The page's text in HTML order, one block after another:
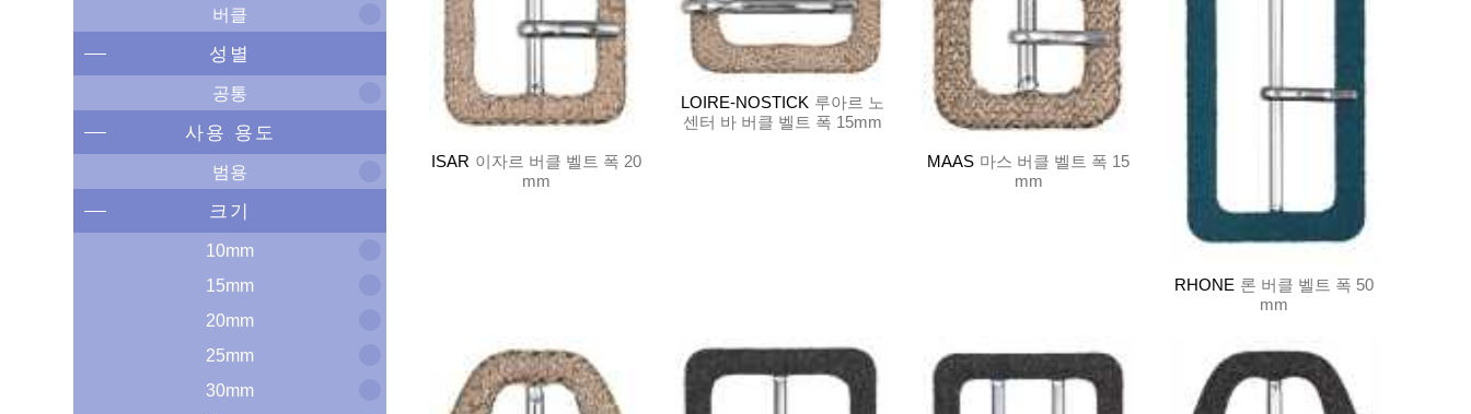
버클
성별
공통
사용 용도
범용
크기
10mm
15mm
20mm
25mm
30mm
ISAR 이자르 버클 벨트 폭 20
mm
LOIRE-NOSTICK 루아르 노
센터 바 버클 벨트 폭 15mm
MAAS 마스 버클 벨트 폭 15
mm
RHONE 론 버클 벨트 폭 50
mm